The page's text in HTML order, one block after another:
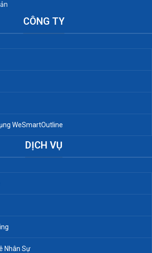
CÔNG TY
WeSmartOutline
DỊCH VỤ
Nhân Sự